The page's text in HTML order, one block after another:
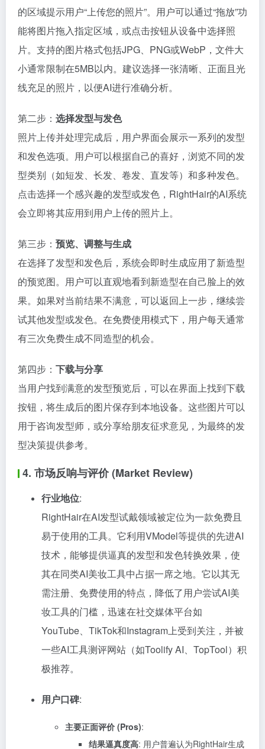
的区域提示用户“上传您的照片”。用户可以通过“拖放”功
能将图片拖入指定区域，或点击按钮从设备中选择照
片。支持的图片格式包括JPG、PNG或WebP，文件大
小通常限制在5MB以内。建议选择一张清晰、正面且光
线充足的照片，以便AI进行准确分析。
第二步： 选择发型与发色
照片上传并处理完成后，用户界面会展示一系列的发型
和发色选项。用户可以根据自己的喜好，浏览不同的发
型类别（如短发、长发、卷发、直发等）和多种发色。
点击选择一个感兴趣的发型或发色，RightHair的AI系统
会立即将其应用到用户上传的照片上。
第三步： 预览、调整与生成
在选择了发型和发色后，系统会即时生成应用了新造型
的预览图。用户可以直观地看到新造型在自己脸上的效
果。如果对当前结果不满意，可以返回上一步，继续尝
试其他发型或发色。在免费使用模式下，用户每天通常
有三次免费生成不同造型的机会。
第四步： 下载与分享
当用户找到满意的发型预览后，可以在界面上找到下载
按钮，将生成后的图片保存到本地设备。这些图片可以
用于咨询发型师，或分享给朋友征求意见，为最终的发
型决策提供参考。
4. 市场反响与评价 (Market Review)
行业地位:
RightHair在AI发型试戴领域被定位为一款免费且
易于使用的工具。它利用VModel等提供的先进AI
技术，能够提供逼真的发型和发色转换效果，使
其在同类AI美妆工具中占据一席之地。它以其无
需注册、免费使用的特点，降低了用户尝试AI美
妆工具的门槛，迅速在社交媒体平台如
YouTube、TikTok和Instagram上受到关注，并被
一些AI工具测评网站（如Toolify AI、TopTool）积
极推荐。
用户口碑:
主要正面评价 (Pros):
结果逼真度高: 用户普遍认为RightHair生成